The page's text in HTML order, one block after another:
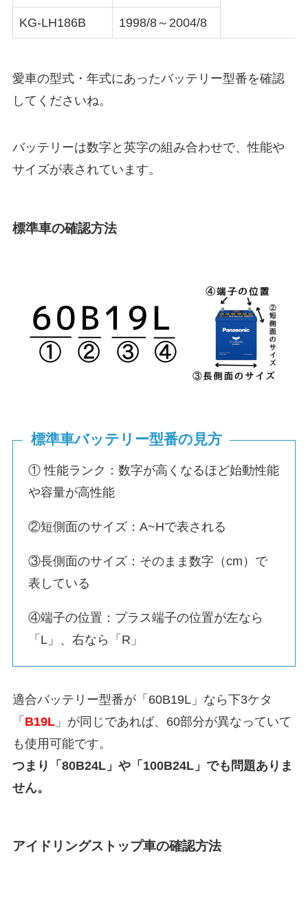
KG-LH186B 1998/8～2004/8
愛車の型式・年式にあったバッテリー型番を確認
してくださいね。
バッテリーは数字と英字の組み合わせで、性能や
サイズが表されています。
標準車の確認方法
標準車バッテリー型番の見方
① 性能ランク：数字が高くなるほど始動性能
や容量が高性能
②短側面のサイズ：A~Hで表される
③長側面のサイズ：そのまま数字（cm）で
表している
④端子の位置：プラス端子の位置が左なら
「L」、右なら「R」
適合バッテリー型番が「60B19L」なら下3ケタ
「 B19L」が同じであれば、60部分が異なっていて
も使用可能です。
つまり「80B24L」や「100B24L」でも問題ありま
せん。
アイドリングストップ車の確認方法